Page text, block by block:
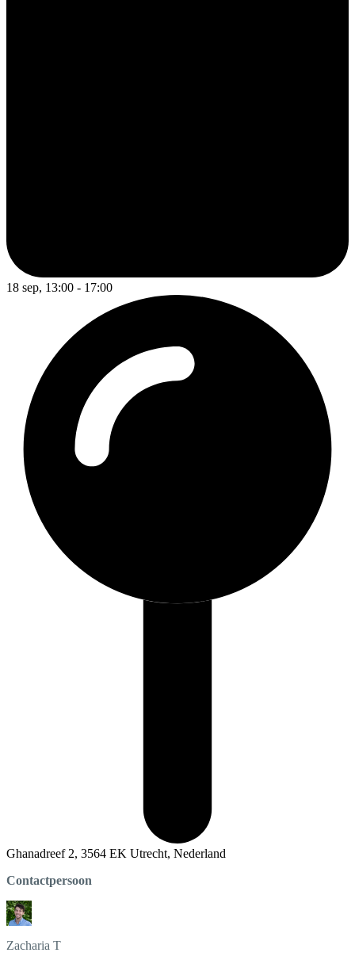
18 sep, 13:00 - 17:00
Ghanadreef 2, 3564 EK Utrecht, Nederland
Contactpersoon
Zacharia T